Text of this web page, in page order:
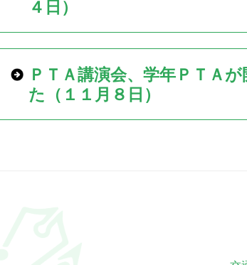
４日）
ＰＴＡ講演会、学年ＰＴＡ
た（１１月８日）